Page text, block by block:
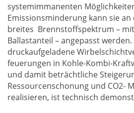
systemimmanenten
Emissionsminderung kann sie
breites Brennstoffspektrum –
Ballastanteil – angepasst
druckaufgeladene
feuerungen in Kohle-Kombi-
und damit beträchtliche
Ressourcenschonung und CO2-
realisieren, ist technisch